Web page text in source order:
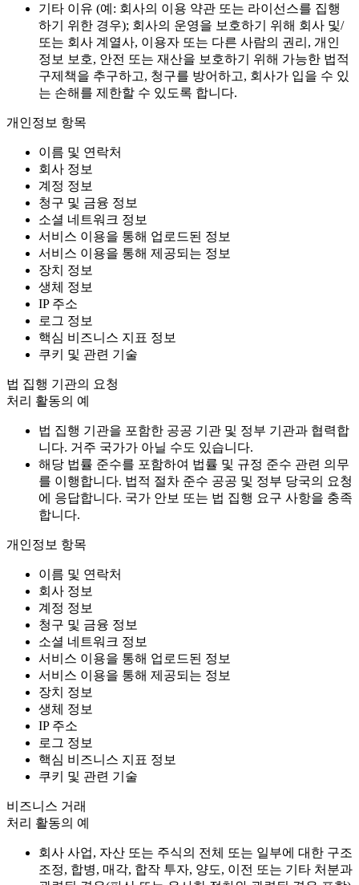
기타 이유 (예: 회사의 이용 약관 또는 라이선스를 집행
하기 위한 경우); 회사의 운영을 보호하기 위해 회사 및/
또는 회사 계열사, 이용자 또는 다른 사람의 권리, 개인
정보 보호, 안전 또는 재산을 보호하기 위해 가능한 법적
구제책을 추구하고, 청구를 방어하고, 회사가 입을 수 있
는 손해를 제한할 수 있도록 합니다.
개인정보 항목
이름 및 연락처
회사 정보
계정 정보
청구 및 금융 정보
소셜 네트워크 정보
서비스 이용을 통해 업로드된 정보
서비스 이용을 통해 제공되는 정보
장치 정보
생체 정보
IP 주소
로그 정보
핵심 비즈니스 지표 정보
쿠키 및 관련 기술
법 집행 기관의 요청
처리 활동의 예
법 집행 기관을 포함한 공공 기관 및 정부 기관과 협력합
니다. 거주 국가가 아닐 수도 있습니다.
해당 법률 준수를 포함하여 법률 및 규정 준수 관련 의무
를 이행합니다. 법적 절차 준수 공공 및 정부 당국의 요청
에 응답합니다. 국가 안보 또는 법 집행 요구 사항을 충족
합니다.
개인정보 항목
이름 및 연락처
회사 정보
계정 정보
청구 및 금융 정보
소셜 네트워크 정보
서비스 이용을 통해 업로드된 정보
서비스 이용을 통해 제공되는 정보
장치 정보
생체 정보
IP 주소
로그 정보
핵심 비즈니스 지표 정보
쿠키 및 관련 기술
비즈니스 거래
처리 활동의 예
회사 사업, 자산 또는 주식의 전체 또는 일부에 대한 구조
조정, 합병, 매각, 합작 투자, 양도, 이전 또는 기타 처분과